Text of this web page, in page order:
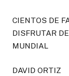
CIENTOS DE
DISFRUTAR
MUNDIAL
DAVID ORTIZ